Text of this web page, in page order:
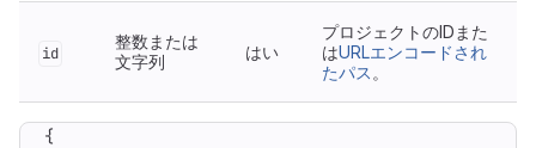
id
整数または
文字列
はい
プロジェクトのIDまた
はURLエンコードされ
たパス 。
{